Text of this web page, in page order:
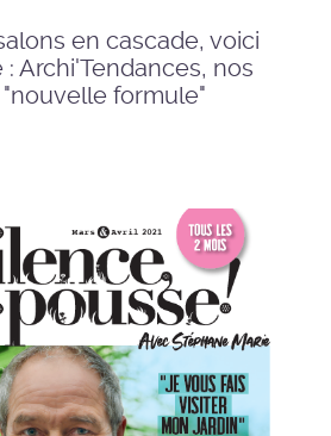
en cascade, voici
Archi'Tendances, nos
formule"